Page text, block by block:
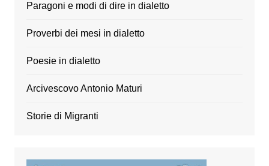
Paragoni e modi di dire in dialetto
Proverbi dei mesi in dialetto
Poesie in dialetto
Arcivescovo Antonio Maturi
Storie di Migranti